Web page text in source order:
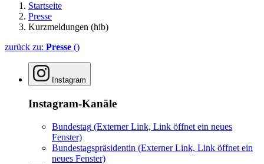
Startseite
Presse
Kurzmeldungen (hib)
zurück zu: Presse ()
Instagram
Instagram-Kanäle
Bundestag (Externer Link, Link öffnet ein neues
Fenster)
Bundestagspräsidentin (Externer Link, Link öffnet ein
neues Fenster)